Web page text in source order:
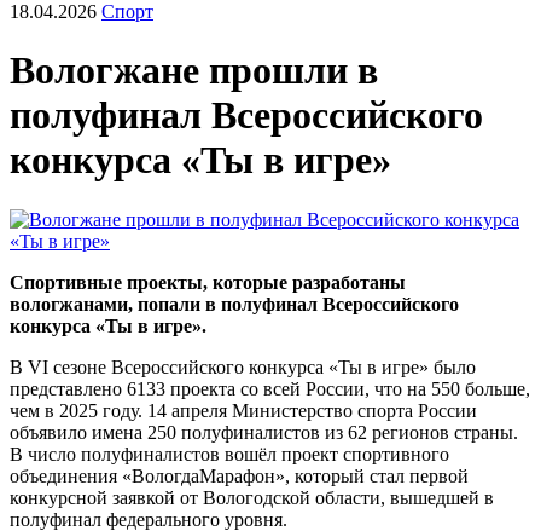
18.04.2026 Спорт
Вологжане прошли в
полуфинал Всероссийского
конкурса «Ты в игре»
Спортивные проекты, которые разработаны
вологжанами, попали в полуфинал Всероссийского
конкурса «Ты в игре».
В VI сезоне Всероссийского конкурса «Ты в игре» было
представлено 6133 проекта со всей России, что на 550 больше,
чем в 2025 году. 14 апреля Министерство спорта России
объявило имена 250 полуфиналистов из 62 регионов страны.
В число полуфиналистов вошёл проект спортивного
объединения «ВологдаМарафон», который стал первой
конкурсной заявкой от Вологодской области, вышедшей в
полуфинал федерального уровня.